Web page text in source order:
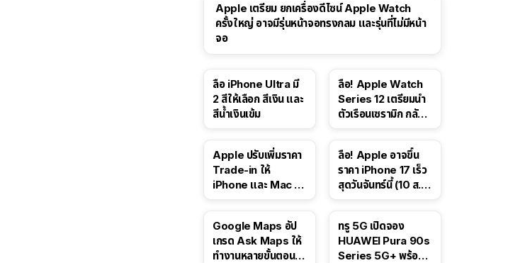
Apple เตรียม ยกเครื่องดีไซน์ Apple Watch
ครั้งใหญ่ อาจมีรุ่นหน้าจอทรงกลม และรุ่นที่ไม่มีหน้า
จอ
ลือ iPhone Ultra มี
2 สีให้เลือก สีเงิน และ
สีน้ำเงินเข้ม
ลือ! Apple Watch
Series 12 เตรียมนำ
ตัวเรือนเซรามิก กลับ
Apple ปรับเพิ่มราคา
Trade-in ให้
iPhone และ Mac ใน
ลือ! Apple อาจขึ้น
ราคา iPhone 17 เร็ว
สุดวันจันทร์นี้ (10 ส.ค.
Google Maps อัป
เกรด Ask Maps ให้
ทำงานหลายขั้นตอนได้
ทรู 5G เปิดจอง
HUAWEI Pura 90s
Series 5G+ พร้อม